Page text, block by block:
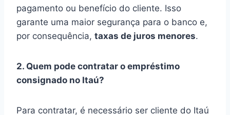
pagamento ou benefício do cliente. Isso
garante uma maior segurança para o banco e,
por consequência, taxas de juros menores.
2. Quem pode contratar o empréstimo
consignado no Itaú?
Para contratar, é necessário ser cliente do Itaú